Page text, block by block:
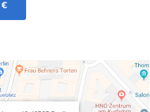
€